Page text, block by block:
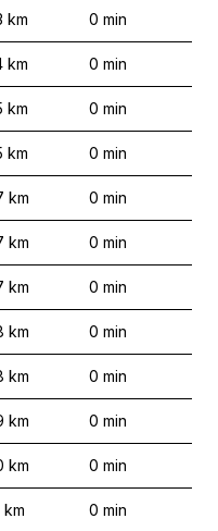
km 0 min
km 0 min
km 0 min
km 0 min
km 0 min
km 0 min
km 0 min
km 0 min
km 0 min
km 0 min
km 0 min
km 0 min